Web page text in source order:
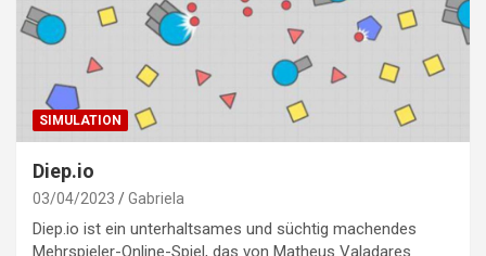
SIMULATION
Diep.io
03/04/2023 Gabriela
Diep.io ist ein unterhaltsames und süchtig machendes
Mehrspieler-Online-Spiel, das von Matheus Valadares